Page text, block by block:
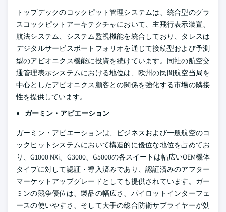
トップデックのコックピット管理システムは、統合型のグラ
スコックピットアーキテクチャにおいて、主飛行表示装置、
航法システム、システム監視機能を統合しており、タレスは
デジタルサービスポートフォリオを通じて接続型および予測
型のアビオニクス機能に投資を続けています。同社の航空交
通管理表示システムにおける地位は、欧州の民間航空当局を
中心としたアビオニクス顧客との関係を強化する市場の隣接
性を提供しています。
ガーミン・アビエーション
ガーミン・アビエーションは、ビジネスおよび一般航空のコ
ックピットシステムにおいて構造的に優位な地位を占めてお
り、G1000 NXi、G3000、G5000の各スイートは幅広いOEM機体
タイプに対して認証・導入済みであり、認証済みのアフター
マーケットアップグレードとしても提供されています。ガー
ミンの競争優位は、製品の幅広さ、パイロットインターフェ
ースの使いやすさ、そして大手の総合防衛サプライヤーが効